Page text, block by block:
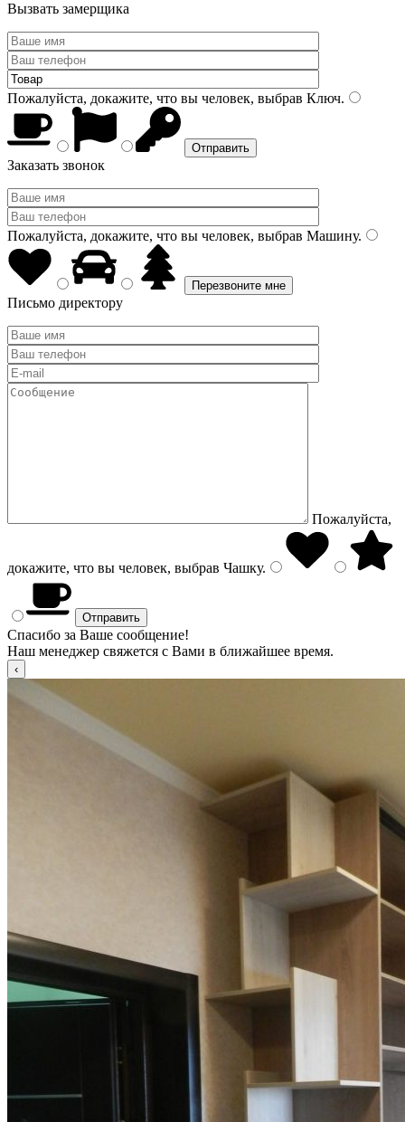
Вызвать замерщика
Пожалуйста, докажите, что вы человек, выбрав Ключ.
Заказать звонок
Пожалуйста, докажите, что вы человек, выбрав Машину.
Письмо директору
Пожалуйста,
докажите, что вы человек, выбрав Чашку.
Спасибо за Ваше сообщение!
Наш менеджер свяжется с Вами в ближайшее время.